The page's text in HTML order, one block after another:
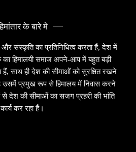
के बारे मे
और संस्कृति का प्रतिनिधित्व करता हैं, देश में
हिमालयी समाज अपने-आप में बहुत बड़ी
हैं, साथ ही देश की सीमाओं को सुरक्षित रखने
उसमें प्रमुख रूप से हिमालय में निवास करने
से देश की सीमाओं का सजग प्रहरी की भांति
कार्य कर रहा हैं।